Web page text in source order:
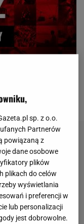
Do której
sp. z o.o.
Partnerów
powiązaną z
dane osobowe
plików
plikach do celów
wyświetlania
i preferencji w
lub personalizacji
jest dobrowolne.